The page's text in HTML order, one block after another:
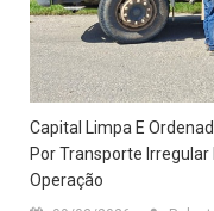
Capital Limpa E
Por Transporte Irregular
Operação